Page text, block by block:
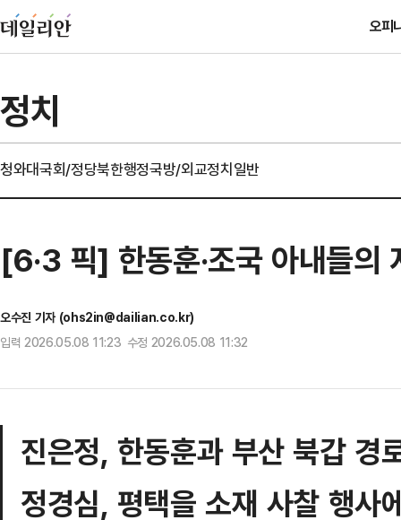
오피
정치
청와대국회/정당북한행정국방/외교정치일반
[6·3 픽] 한동훈·조국 아내들의
오수진 기자 (ohs2in@dailian.co.kr)
입력 2026.05.08 11:23 수정 2026.05.08 11:32
진은정, 한동훈과 부산 북갑 경
정경심, 평택을 소재 사찰 행사